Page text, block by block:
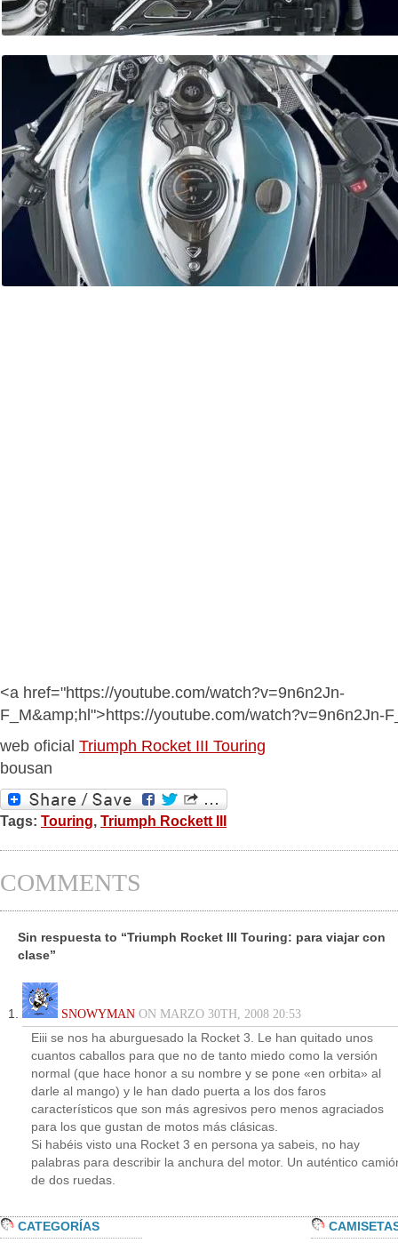
<a href="https://youtube.com/watch?v=9n6n2Jn-
F_M&amp;hl">https://youtube.com/watch?v=9n6n2Jn-
web oficial Triumph Rocket III Touring
bousan
Tags: Touring, Triumph Rockett III
COMMENTS
Sin respuesta to “Triumph Rocket III Touring: para viajar con
clase”
SNOWYMAN ON MARZO 30TH, 2008 20:53
Eiii se nos ha aburguesado la Rocket 3. Le han quitado unos
cuantos caballos para que no de tanto miedo como la versión
normal (que hace honor a su nombre y se pone «en orbita» al
darle al mango) y le han dado puerta a los dos faros
característicos que son más agresivos pero menos agraciados
para los que gustan de motos más clásicas.
Si habéis visto una Rocket 3 en persona ya sabeis, no hay
palabras para describir la anchura del motor. Un auténtico
de dos ruedas.
CATEGORÍAS